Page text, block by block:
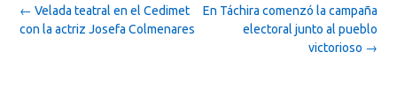
Post
navigation
En Táchira comenzó la campaña
electoral junto al pueblo
victorioso →
← Velada teatral en el Cedimet
con la actriz Josefa Colmenares